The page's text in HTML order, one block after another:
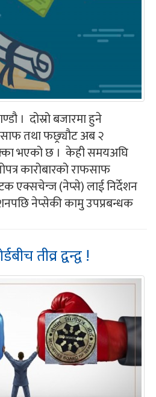
। दोस्रो बजारमा हुने
तथा फछ्र्यौट अब २
भएको छ । केही समयअघि
कारोबारको राफसाफ
एक्सचेन्ज (नेप्से) लाई निर्देशन
नेप्सेकी कामु उपप्रबन्धक
तीव्र द्वन्द्व !